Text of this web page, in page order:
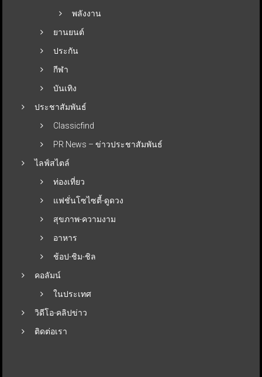
พลังงาน
ยานยนต์
ประกัน
กีฬา
บันเทิง
ประชาสัมพันธ์
Classicfind
PR News – ข่าวประชาสัมพันธ์
ไลฟ์สไตล์
ท่องเที่ยว
แฟชั่นโซไซตี้-ดูดวง
สุขภาพ-ความงาม
อาหาร
ช้อป-ชิม-ชิล
คอลัมน์
ในประเทศ
วิดีโอ-คลิปข่าว
ติดต่อเรา